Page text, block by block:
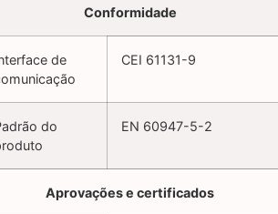
Conformidade
de
CEI 61131-9
do
EN 60947-5-2
Aprovações e certificados